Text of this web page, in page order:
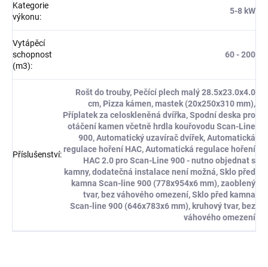
Kategorie
výkonu:
5-8 kW
Vytápěcí
schopnost
(m3):
60 - 200
Příslušenství:
Rošt do trouby, Pečící plech malý 28.5x23.0x4.0
cm, Pizza kámen, mastek (20x250x310 mm),
Příplatek za celoskleněná dvířka, Spodní deska pro
otáčení kamen včetně hrdla kouřovodu Scan-Line
900, Automatický uzavírač dvířek, Automatická
regulace hoření HAC, Automatická regulace hoření
HAC 2.0 pro Scan-Line 900 - nutno objednat s
kamny, dodatečná instalace není možná, Sklo před
kamna Scan-line 900 (778x954x6 mm), zaoblený
tvar, bez váhového omezení, Sklo před kamna
Scan-line 900 (646x783x6 mm), kruhový tvar, bez
váhového omezení